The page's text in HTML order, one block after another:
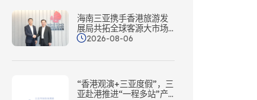
海南三亚携手香港旅游发
展局共拓全球客源大市场
——从“一程多站”到协同
2026-08-06
“香港观演+三亚度假”，三
亚赴港推进“一程多站”产